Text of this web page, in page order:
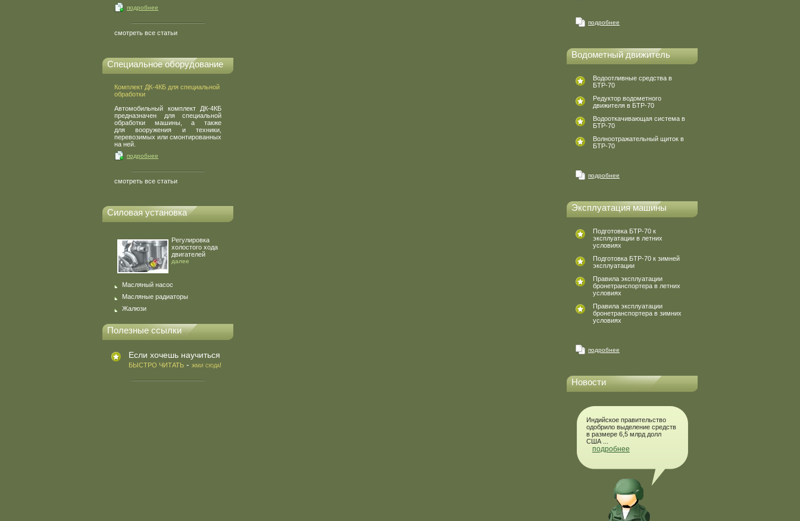
подробнее
смотреть все статьи
Специальное оборудование
Комплект ДК-4КБ для специальной
обработки
Автомобильный комплект ДК-4КБ
предназначен для специальной
обработки машины, а также
для вооружения и техники,
перевозимых или смонтированных
на ней.
подробнее
смотреть все статьи
Силовая установка
Регулировка
холостого хода
двигателей
далее
Масляный насос
Масляные радиаторы
Жалюзи
Полезные ссылки
Если хочешь научиться
БЫСТРО ЧИТАТЬ - жми сюда!
подробнее
Водометный движитель
Водоотливные средства в
БТР-70
Редуктор водометного
движителя в БТР-70
Водооткачивающая система в
БТР-70
Волноотражательный щиток в
БТР-70
подробнее
Эксплуатация машины
Подготовка БТР-70 к
эксплуатации в летних
условиях
Подготовка БТР-70 к зимней
эксплуатации
Правила эксплуатации
бронетранспортера в летних
условиях
Правила эксплуатации
бронетранспортера в зимних
условиях
подробнее
Новости
Индийское правительство
одобрило выделение средств
в размере 6,5 млрд долл
США ...
подробнее